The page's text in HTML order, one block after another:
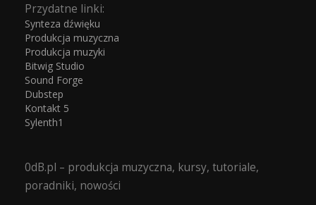
Przydatne linki:
Synteza dźwięku
Produkcja muzyczna
Produkcja muzyki
Bitwig Studio
Sound Forge
Dubstep
Kontakt 5
Sylenth1
0dB.pl – produkcja muzyczna, kursy, tutoriale,
poradniki, nowości